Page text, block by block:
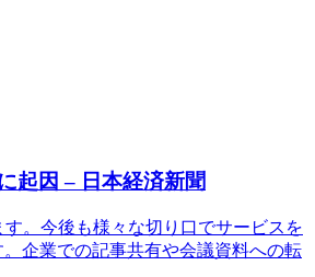
起因 – 日本経済新聞
。今後も様々な切り口でサービスを
企業での記事共有や会議資料への転